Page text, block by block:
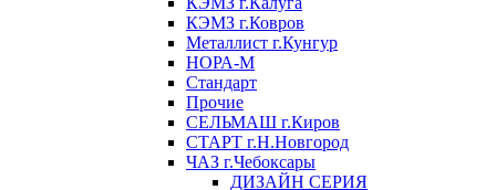
КЭМЗ г.Ковров
Металлист г.Кунгур
НОРА-М
Стандарт
Прочие
СЕЛЬМАШ г.Киров
СТАРТ г.Н.Новгород
ЧАЗ г.Чебоксары
ДИЗАЙН СЕРИЯ